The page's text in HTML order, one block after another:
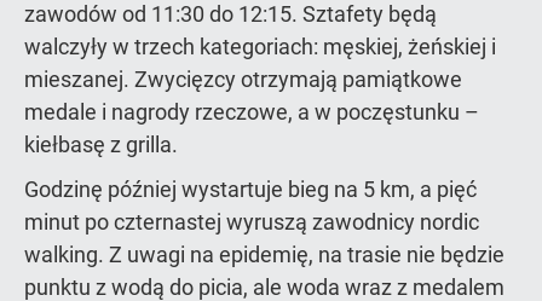
zawodów od 11:30 do 12:15. Sztafety będą
walczyły w trzech kategoriach: męskiej, żeńskiej i
mieszanej. Zwycięzcy otrzymają pamiątkowe
medale i nagrody rzeczowe, a w poczęstunku –
kiełbasę z grilla.
Godzinę później wystartuje bieg na 5 km, a pięć
minut po czternastej wyruszą zawodnicy nordic
walking. Z uwagi na epidemię, na trasie nie będzie
punktu z wodą do picia, ale woda wraz z medalem